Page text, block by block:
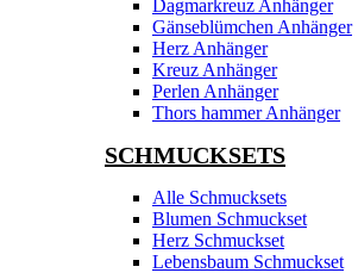
Dagmarkreuz Anhänger
Gänseblümchen Anhänger
Herz Anhänger
Kreuz Anhänger
Perlen Anhänger
Thors hammer Anhänger
SCHMUCKSETS
Alle Schmucksets
Blumen Schmuckset
Herz Schmuckset
Lebensbaum Schmuckset